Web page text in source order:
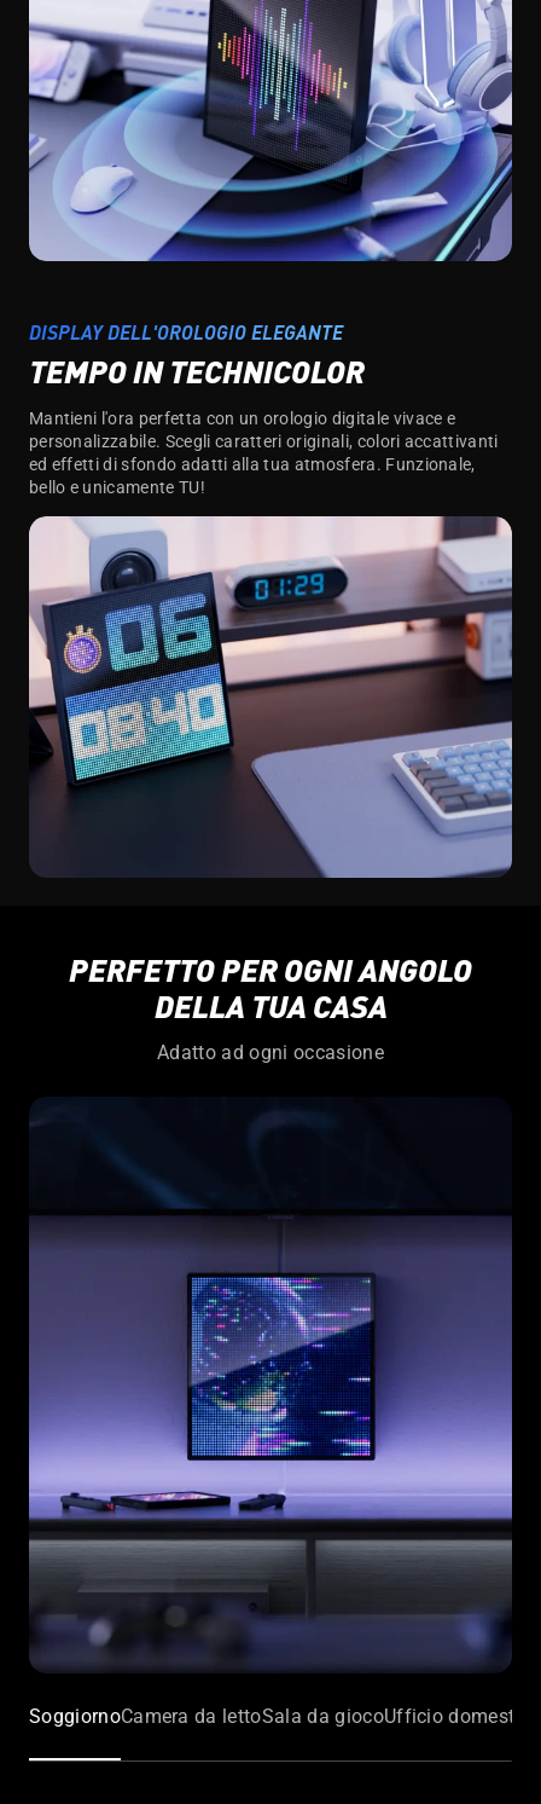
DISPLAY DELL'OROLOGIO ELEGANTE
TEMPO IN TECHNICOLOR
Mantieni l'ora perfetta con un orologio digitale vivace e
personalizzabile. Scegli caratteri originali, colori accattivanti
ed effetti di sfondo adatti alla tua atmosfera. Funzionale,
bello e unicamente TU!
PERFETTO PER OGNI ANGOLO
DELLA TUA CASA
Adatto ad ogni occasione
SoggiornoCamera da lettoSala da giocoUfficio domestico